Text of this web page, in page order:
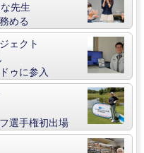
先生
める
ェクト
ゥに参入
選手権初出場